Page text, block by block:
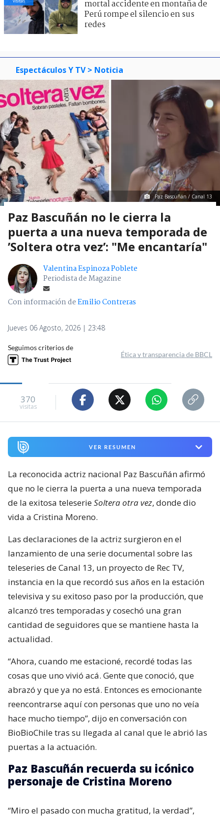
mortal accidente en montaña de
Perú rompe el silencio en sus
redes
Espectáculos Y TV > Noticia
Paz Bascuñán / Canal 13
Paz Bascuñán no le cierra la
puerta a una nueva temporada de
’Soltera otra vez’: "Me encantaría"
Valentina Espinoza Poblete
Periodista de Magazine
Con información deEmilio Contreras
Jueves 06 Agosto, 2026 | 23:48
Seguimos criterios de
Ética y transparencia de BBCL
370
visitas
VER RESUMEN
La reconocida actriz nacional Paz Bascuñán afirmó
que no le cierra la puerta a una nueva temporada
de la exitosa teleserieSoltera otra vez, donde dio
vida a Cristina Moreno.
Las declaraciones de la actriz surgieron en el
lanzamiento de una serie documental sobre las
teleseries de Canal 13, un proyecto de Rec TV,
instancia en la que recordó sus años en la estación
televisiva y su exitoso paso por la producción, que
alcanzó tres temporadas y cosechó una gran
cantidad de seguidores que se mantiene hasta la
actualidad.
“Ahora, cuando me estacioné, recordé todas las
cosas que uno vivió acá. Gente que conoció, que
abrazó y que ya no está. Entonces es emocionante
reencontrarse aquí con personas que uno no veía
hace mucho tiempo”, dijo en conversación con
BioBioChile tras su llegada al canal que le abrió las
puertas a la actuación.
Paz Bascuñán recuerda su icónico
personaje de Cristina Moreno
“Miro el pasado con mucha gratitud, la verdad”,